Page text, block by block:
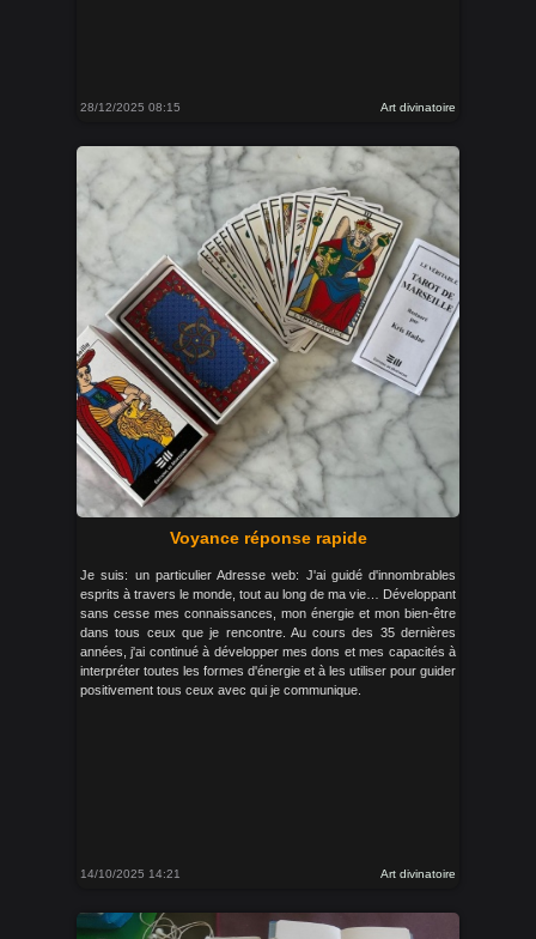
28/12/2025 08:15 Art divinatoire
Voyance réponse rapide
Je suis: un particulier Adresse web: J'ai guidé d'innombrables
esprits à travers le monde, tout au long de ma vie… Développant
sans cesse mes connaissances, mon énergie et mon bien-être
dans tous ceux que je rencontre. Au cours des 35 dernières
années, j'ai continué à développer mes dons et mes capacités à
interpréter toutes les formes d'énergie et à les utiliser pour guider
positivement tous ceux avec qui je communique.
14/10/2025 14:21 Art divinatoire